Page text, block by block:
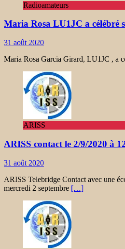
Radioamateurs
Maria Rosa LU1JC a célébré
31 août 2020
Maria Rosa Garcia Girard, LU1JC , a
ARISS
ARISS contact le 2/9/2020 à
31 août 2020
ARISS Telebridge Contact avec une
mercredi 2 septembre […]